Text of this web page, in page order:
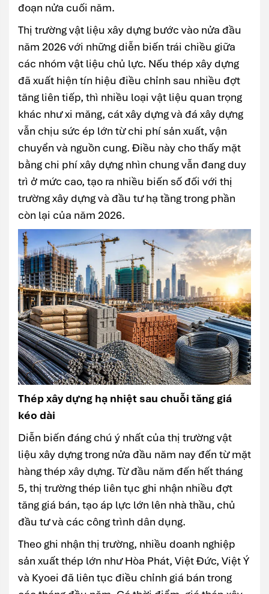
đoạn nửa cuối năm.
Thị trường vật liệu xây dựng bước vào nửa đầu
năm 2026 với những diễn biến trái chiều giữa
các nhóm vật liệu chủ lực. Nếu thép xây dựng
đã xuất hiện tín hiệu điều chỉnh sau nhiều đợt
tăng liên tiếp, thì nhiều loại vật liệu quan trọng
khác như xi măng, cát xây dựng và đá xây dựng
vẫn chịu sức ép lớn từ chi phí sản xuất, vận
chuyển và nguồn cung. Điều này cho thấy mặt
bằng chi phí xây dựng nhìn chung vẫn đang duy
trì ở mức cao, tạo ra nhiều biến số đối với thị
trường xây dựng và đầu tư hạ tầng trong phần
còn lại của năm 2026.
Thép xây dựng hạ nhiệt sau chuỗi tăng giá
kéo dài
Diễn biến đáng chú ý nhất của thị trường vật
liệu xây dựng trong nửa đầu năm nay đến từ mặt
hàng thép xây dựng. Từ đầu năm đến hết tháng
5, thị trường thép liên tục ghi nhận nhiều đợt
tăng giá bán, tạo áp lực lớn lên nhà thầu, chủ
đầu tư và các công trình dân dụng.
Theo ghi nhận thị trường, nhiều doanh nghiệp
sản xuất thép lớn như Hòa Phát, Việt Đức, Việt Ý
và Kyoei đã liên tục điều chỉnh giá bán trong